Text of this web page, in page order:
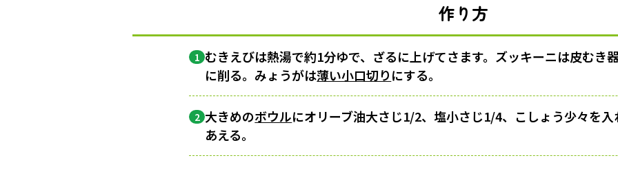
作り方
1 むきえびは熱湯で約1分ゆで、ざるに上げてさます。ズッキーニは皮むき
に削る。みょうがは薄い小口切りにする。
2 大きめのボウルにオリーブ油大さじ1/2、塩小さじ1/4、こしょう少々を
あえる。